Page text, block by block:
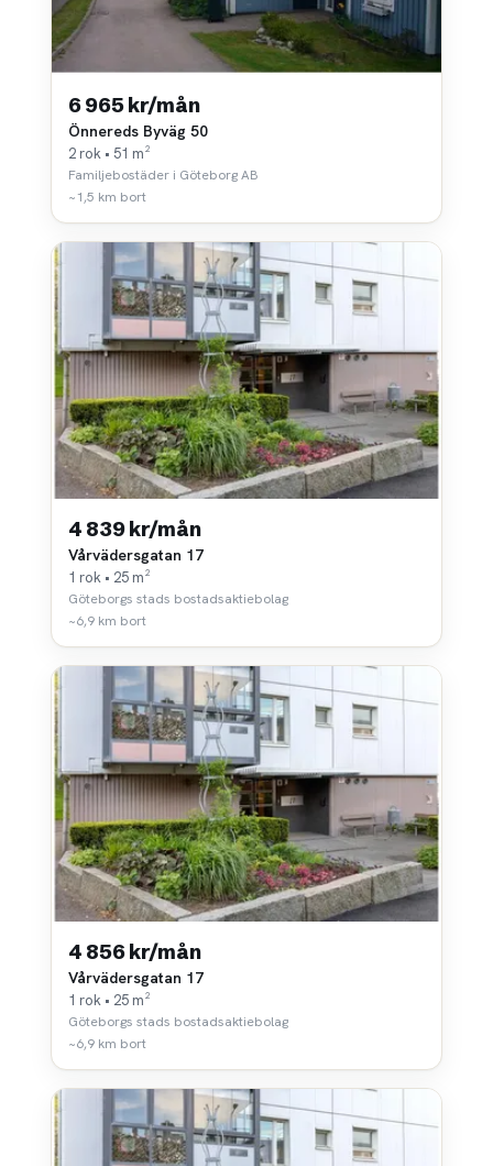
6 965 kr/mån
Önnereds Byväg 50
2 rok • 51 m²
Familjebostäder i Göteborg AB
~1,5 km bort
4 839 kr/mån
Vårvädersgatan 17
1 rok • 25 m²
Göteborgs stads bostadsaktiebolag
~6,9 km bort
4 856 kr/mån
Vårvädersgatan 17
1 rok • 25 m²
Göteborgs stads bostadsaktiebolag
~6,9 km bort